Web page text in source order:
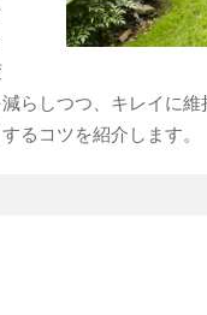
らしつつ、キレイに維
るコツを紹介します。